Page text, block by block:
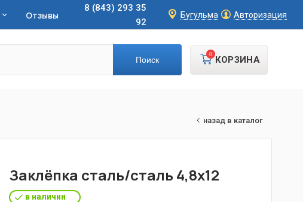
Отзывы
8 (843) 293 35
92
Бугульма Авторизация
КОРЗИНА
0
назад в каталог
Заклёпка сталь/сталь 4,8х12
в наличии